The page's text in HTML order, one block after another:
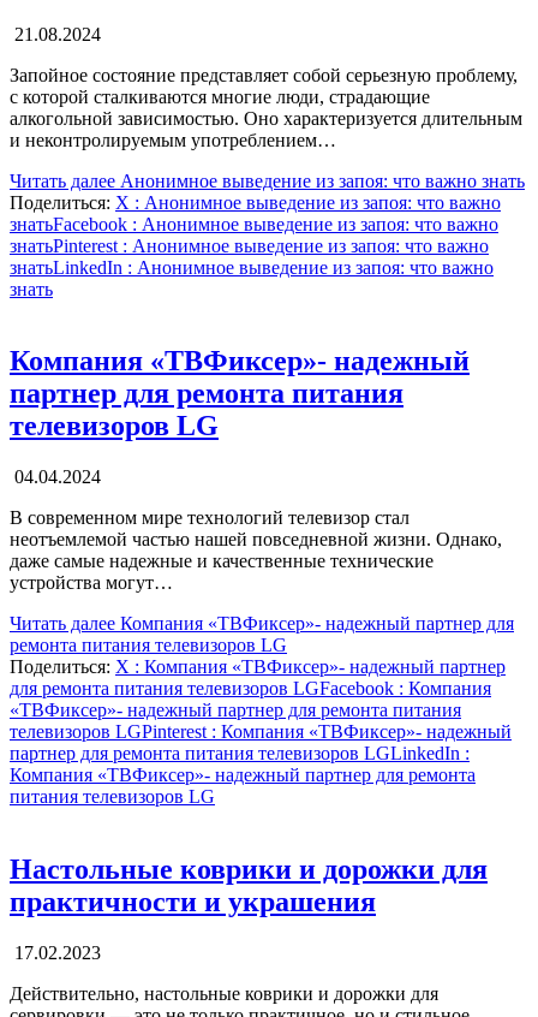
21.08.2024
Запойное состояние представляет собой серьезную проблему,
с которой сталкиваются многие люди, страдающие
алкогольной зависимостью. Оно характеризуется длительным
и неконтролируемым употреблением…
Читать далее Анонимное выведение из запоя: что важно знать
Поделиться: X : Анонимное выведение из запоя: что важно
знатьFacebook : Анонимное выведение из запоя: что важно
знатьPinterest : Анонимное выведение из запоя: что важно
знатьLinkedIn : Анонимное выведение из запоя: что важно
знать
Компания «ТВФиксер»- надежный
партнер для ремонта питания
телевизоров LG
04.04.2024
В современном мире технологий телевизор стал
неотъемлемой частью нашей повседневной жизни. Однако,
даже самые надежные и качественные технические
устройства могут…
Читать далее Компания «ТВФиксер»- надежный партнер для
ремонта питания телевизоров LG
Поделиться: X : Компания «ТВФиксер»- надежный партнер
для ремонта питания телевизоров LGFacebook : Компания
«ТВФиксер»- надежный партнер для ремонта питания
телевизоров LGPinterest : Компания «ТВФиксер»- надежный
партнер для ремонта питания телевизоров LGLinkedIn :
Компания «ТВФиксер»- надежный партнер для ремонта
питания телевизоров LG
Настольные коврики и дорожки для
практичности и украшения
17.02.2023
Действительно, настольные коврики и дорожки для